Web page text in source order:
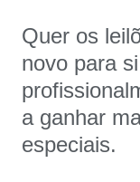
Quer os
novo para
a ganhar
especiais.